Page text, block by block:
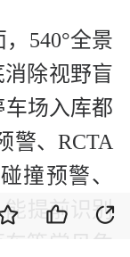
540°全景
除视野盲
车场入库都
警、RCTA
撞预警、
能提前识别
车等常见危